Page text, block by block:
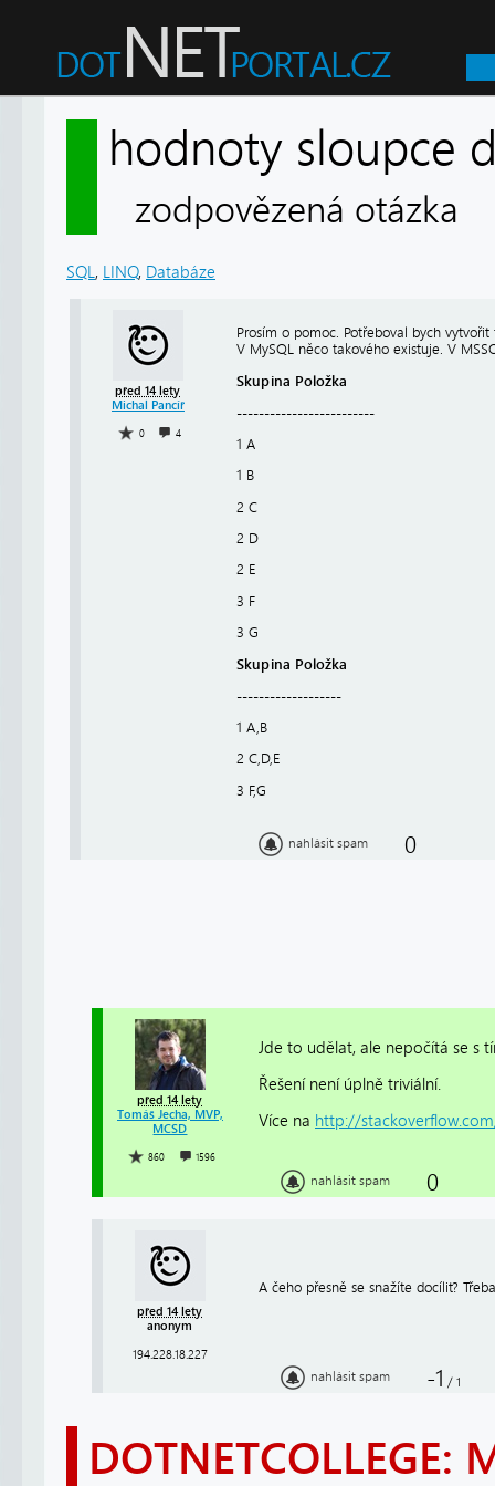
hodnoty sloupce
zodpovězená otázka
SQL, LINQ, Databáze
před 14 lety
Michal Pancíř
0 4
Prosím o pomoc. Potřeboval bych
V MySQL něco takového existuje. V
Skupina Položka
-------------------------
1 A
1 B
2 C
2 D
2 E
3 F
3 G
Skupina Položka
-------------------
1 A,B
2 C,D,E
3 F,G
nahlásit spam 0
před 14 lety
Tomáš Jecha, MVP,
MCSD
860 1596
Jde to udělat, ale nepočítá se s
Řešení není úplně triviální.
Více na http://
nahlásit spam 0
před 14 lety
anonym
194.228.18.227
A čeho přesně se snažíte docílit?
nahlásit spam -1 / 1
DOTNETCOLLEGE: